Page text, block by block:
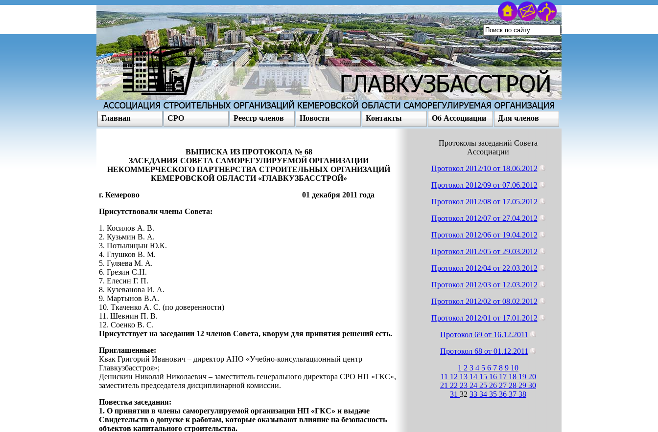
Главная СРО Реестр членов Новости Контакты Об Ассоциации Для членов
ВЫПИСКА ИЗ ПРОТОКОЛА № 68
ЗАСЕДАНИЯ СОВЕТА САМОРЕГУЛИРУЕМОЙ ОРГАНИЗАЦИИ
НЕКОММЕРЧЕСКОГО ПАРТНЕРСТВА СТРОИТЕЛЬНЫХ ОРГАНИЗАЦИЙ
КЕМЕРОВСКОЙ ОБЛАСТИ «ГЛАВКУЗБАССТРОЙ»
г. Кемерово 01 декабря 2011 года
Присутствовали члены Совета:
1. Косилов А. В.
2. Кузьмин В. А.
3. Потылицын Ю.К.
4. Глушков В. М.
5. Гуляева М. А.
6. Грезин С.Н.
7. Елесин Г. П.
8. Кузеванова И. А.
9. Мартынов В.А.
10. Ткаченко А. С. (по доверенности)
11. Шевнин П. В.
12. Соенко В. С.
Присутствует на заседании 12 членов Совета, кворум для принятия решений есть.
Приглашенные:
Квак Григорий Иванович – директор АНО «Учебно-консультационный центр
Главкузбасстроя»;
Денискин Николай Николаевич – заместитель генерального директора СРО НП «ГКС»,
заместитель председателя дисциплинарной комиссии.
Повестка заседания:
1. О принятии в члены саморегулируемой организации НП «ГКС» и выдаче
Свидетельств о допуске к работам, которые оказывают влияние на безопасность
объектов капитального строительства.
Протоколы заседаний Совета
Ассоциации
Протокол 2012/10 от 18.06.2012
Протокол 2012/09 от 07.06.2012
Протокол 2012/08 от 17.05.2012
Протокол 2012/07 от 27.04.2012
Протокол 2012/06 от 19.04.2012
Протокол 2012/05 от 29.03.2012
Протокол 2012/04 от 22.03.2012
Протокол 2012/03 от 12.03.2012
Протокол 2012/02 от 08.02.2012
Протокол 2012/01 от 17.01.2012
Протокол 69 от 16.12.2011
Протокол 68 от 01.12.2011
1 2 3 4 5 6 7 8 9 10
11 12 13 14 15 16 17 18 19 20
21 22 23 24 25 26 27 28 29 30
31 32 33 34 35 36 37 38